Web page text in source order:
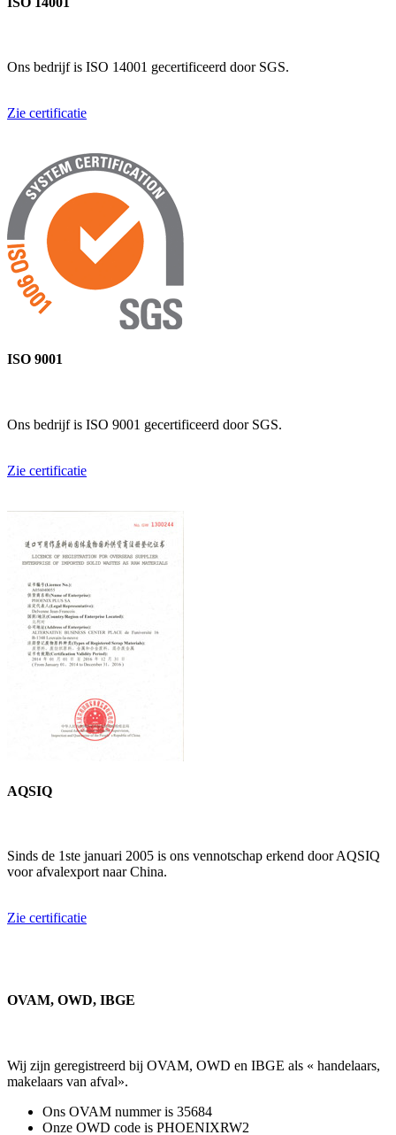
Ons bedrijf is ISO 14001 gecertificeerd door SGS.
Zie certificatie
ISO 9001
Ons bedrijf is ISO 9001 gecertificeerd door SGS.
Zie certificatie
AQSIQ
Sinds de 1ste januari 2005 is ons vennotschap erkend door AQSIQ
voor afvalexport naar China.
Zie certificatie
OVAM, OWD, IBGE
Wij zijn geregistreerd bij OVAM, OWD en IBGE als « handelaars,
makelaars van afval».
Ons OVAM nummer is 35684
Onze OWD code is PHOENIXRW2